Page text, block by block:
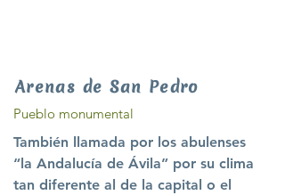
Arenas de San Pedro
Pueblo monumental
También llamada por los abulenses
“la Andalucía de Ávila” por su clima
tan diferente al de la capital o el